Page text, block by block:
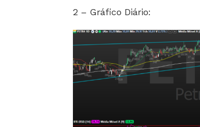
2 – Gráfico Diário: